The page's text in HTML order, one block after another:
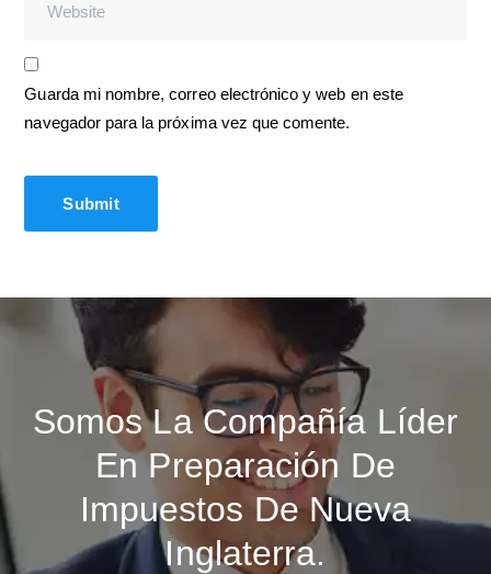
Guarda mi nombre, correo electrónico y web en este
navegador para la próxima vez que comente.
Somos La Compañía Líder
En Preparación De
Impuestos De Nueva
Inglaterra.